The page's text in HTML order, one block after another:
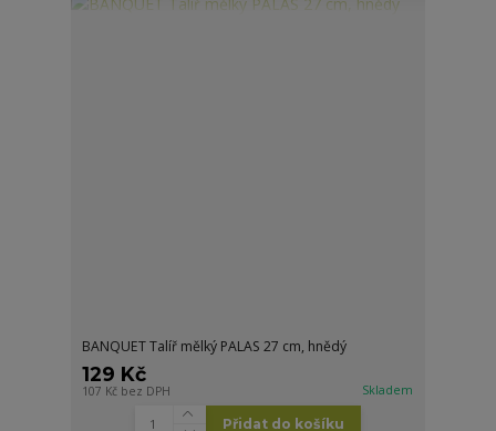
BANQUET Talíř mělký PALAS 27 cm, hnědý
129 Kč
107 Kč bez DPH Skladem
Přidat do košíku